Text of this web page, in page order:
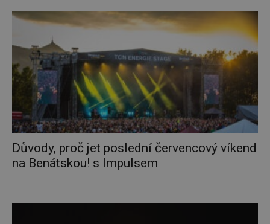
Důvody, proč jet poslední červencový víkend
na Benátskou! s Impulsem